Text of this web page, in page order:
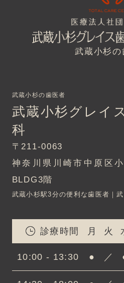
武蔵小杉の
武蔵小杉の歯医者
武蔵小杉グレイ
科
〒211-0063
神奈川県川崎市中原区
BLDG3階
武蔵小杉駅3分の便利な歯医者｜
診療時間 月 火
10:00 - 13:30 ● ／